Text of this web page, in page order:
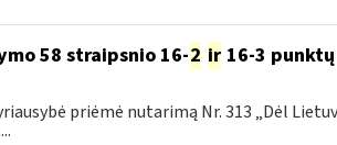
58 straipsnio 16-2 ir16-3 punktų
priėmė nutarimą Nr. 313 „Dėl